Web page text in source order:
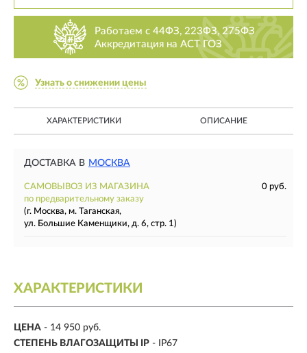
Работаем с 44ФЗ, 223ФЗ, 275ФЗ
Аккредитация на АСТ ГОЗ
Узнать о снижении цены
ХАРАКТЕРИСТИКИ ОПИСАНИЕ
ДОСТАВКА В МОСКВА
САМОВЫВОЗ ИЗ МАГАЗИНА
0 руб.
по предварительному заказу
(г. Москва, м. Таганская,
ул. Большие Каменщики, д. 6, стр. 1)
ХАРАКТЕРИСТИКИ
ЦЕНА - 14 950 руб.
CТЕПЕНЬ ВЛАГОЗАЩИТЫ IP - IP67